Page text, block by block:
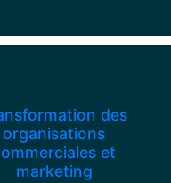
des
organisations
et
marketing